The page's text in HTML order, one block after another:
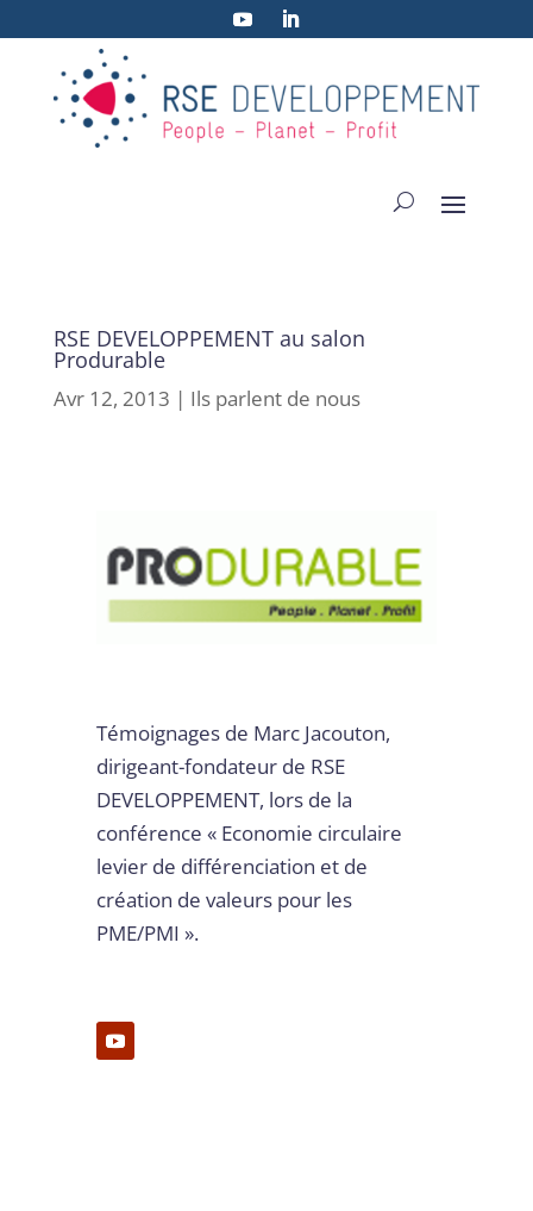
RSE DEVELOPPEMENT au salon
Produrable
Avr 12, 2013 | Ils parlent de nous
Témoignages de Marc Jacouton,
dirigeant-fondateur de RSE
DEVELOPPEMENT, lors de la
conférence « Economie circulaire
levier de différenciation et de
création de valeurs pour les
PME/PMI ».